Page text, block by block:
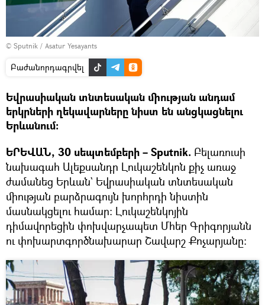
© Sputnik / Asatur Yesayants
Բաժանորդագրվել
Եվրասիական տնտեսական միության անդամ
երկրների ղեկավարները նիստ են անցկացնելու
Երևանում։
ԵՐԵՎԱՆ, 30 սեպտեմբերի – Sputnik. Բելառուսի
նախագահ Ալեքսանդր Լուկաշենկոն քիչ առաջ
ժամանեց Երևան` Եվրասիական տնտեսական
միության բարձրագույն խորհրդի նիստին
մասնակցելու համար։ Լուկաշենկոյին
դիմավորեցին փոխվարչապետ Մհեր Գրիգորյանն
ու փոխարտգործնախարար Շավարշ Քոչարյանը։